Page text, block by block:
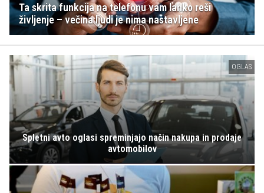
Ta skrita funkcija na telefonu vam lahko reši
življenje – večina ljudi je nima nastavljene
OGLAS
Spletni avto oglasi spreminjajo način nakupa in prodaje
avtomobilov